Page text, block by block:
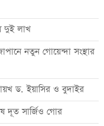
দুই লাখ
নতুন গোয়েন্দা সংস্থার
ড. ইয়াসির ও বুদাইর
দূত সার্জিও গোর